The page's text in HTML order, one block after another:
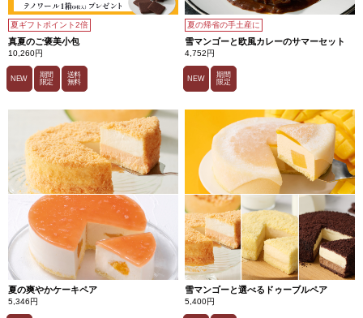
夏ギフトポイント2倍
真夏のご褒美小包
10,260円
NEW
期間
限定
送料
無料
夏の帰省の手土産に
雪マンゴーと欧風カレーのサマーセット
4,752円
NEW
期間
限定
夏の爽やかケーキペア
5,346円
雪マンゴーと選べるドゥーブルペア
5,400円